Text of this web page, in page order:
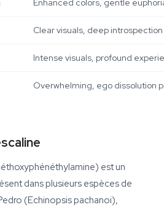
Enhanced colors, gentle
Clear visuals, deep introspection
Intense visuals, profound
Overwhelming, ego dissolution
est un
dans plusieurs espèces de
(Echinopsis pachanoi),